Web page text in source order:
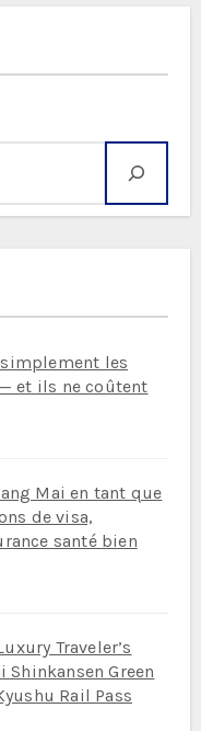
les
et ils ne coûtent
Mai en tant que
de visa,
santé bien
Traveler’s
Shinkansen Green
Rail Pass